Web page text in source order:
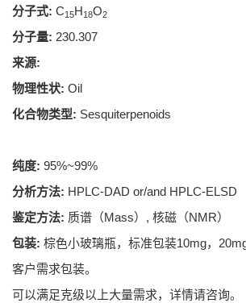
分子式: C15H18O2
分子量: 230.307
来源:
物理性状: Oil
化合物类型: Sesquiterpenoids
纯度: 95%~99%
分析方法: HPLC-DAD or/and HPLC-ELSD
鉴定方法: 质谱（Mass）, 核磁（NMR）
包装: 棕色小玻璃瓶，标准包装10mg，
客户需求包装。
可以满足克级以上大量需求，详情请咨询。